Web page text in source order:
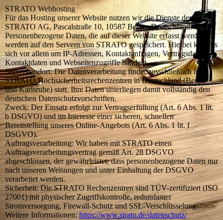
STRATO Webhosting
Für das Hosting unserer Website nutzen wir die Dienste der
STRATO AG, Pascalstraße 10, 10587 Berlin, Deutschland.
Personenbezogene Daten, die auf dieser Website erfasst werden,
werden auf den Servern von STRATO gespeichert. Hierbei kann es
sich vor allem um IP-Adressen, Kontaktanfragen, Vertragsdaten,
Kontaktdaten und Webseitenzugriffe handeln.
Serverstandort: Die Datenverarbeitung findet ausschließlich in
STRATO Hochsicherheitsrechenzentren in Deutschland (Berlin
und Karlsruhe) statt. Ihre Daten unterliegen damit vollständig den
deutschen Datenschutzvorschriften.
Zweck: Der Einsatz erfolgt zur Vertragserfüllung (Art. 6 Abs. 1 lit.
b DSGVO) und im Interesse einer sicheren, schnellen
Bereitstellung unseres Online-Angebots (Art. 6 Abs. 1 lit. f
DSGVO).
Auftragsverarbeitung: Wir haben mit STRATO einen
Auftragsverarbeitungsvertrag gemäß Art. 28 DSGVO
abgeschlossen, der gewährleistet, dass personenbezogene Daten nur
nach unseren Weisungen und unter Einhaltung der DSGVO
verarbeitet werden.
Sicherheit: Die STRATO Rechenzentren sind TÜV-zertifiziert (ISO
27001) mit physischer Zugriffskontrolle, redundanter
Stromversorgung, Firewall-Schutz und SSL-Verschlüsselung.
Weitere Informationen:https://www.strato.de/datenschutz/